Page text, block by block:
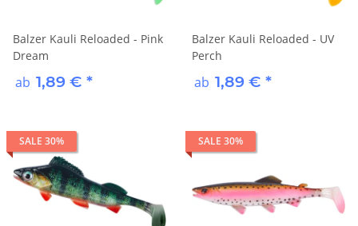
Balzer Kauli Reloaded - Pink
Dream
ab 1,89 € *
Balzer Kauli Reloaded - UV
Perch
ab 1,89 € *
SALE 30% SALE 30%